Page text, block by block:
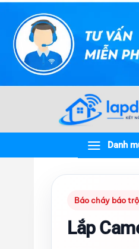
dung
Danh
Báo cháy báo
Lắp